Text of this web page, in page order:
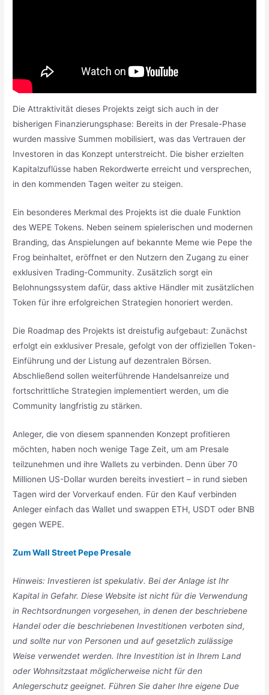
Die Attraktivität dieses Projekts zeigt sich auch in der
bisherigen Finanzierungsphase: Bereits in der Presale-Phase
wurden massive Summen mobilisiert, was das Vertrauen der
Investoren in das Konzept unterstreicht. Die bisher erzielten
Kapitalzuflüsse haben Rekordwerte erreicht und versprechen,
in den kommenden Tagen weiter zu steigen.
Ein besonderes Merkmal des Projekts ist die duale Funktion
des WEPE Tokens. Neben seinem spielerischen und modernen
Branding, das Anspielungen auf bekannte Meme wie Pepe the
Frog beinhaltet, eröffnet er den Nutzern den Zugang zu einer
exklusiven Trading-Community. Zusätzlich sorgt ein
Belohnungssystem dafür, dass aktive Händler mit zusätzlichen
Token für ihre erfolgreichen Strategien honoriert werden.
Die Roadmap des Projekts ist dreistufig aufgebaut: Zunächst
erfolgt ein exklusiver Presale, gefolgt von der offiziellen Token-
Einführung und der Listung auf dezentralen Börsen.
Abschließend sollen weiterführende Handelsanreize und
fortschrittliche Strategien implementiert werden, um die
Community langfristig zu stärken.
Anleger, die von diesem spannenden Konzept profitieren
möchten, haben noch wenige Tage Zeit, um am Presale
teilzunehmen und ihre Wallets zu verbinden. Denn über 70
Millionen US-Dollar wurden bereits investiert – in rund sieben
Tagen wird der Vorverkauf enden. Für den Kauf verbinden
Anleger einfach das Wallet und swappen ETH, USDT oder BNB
gegen WEPE.
Zum Wall Street Pepe Presale
Hinweis: Investieren ist spekulativ. Bei der Anlage ist Ihr
Kapital in Gefahr. Diese Website ist nicht für die Verwendung
in Rechtsordnungen vorgesehen, in denen der beschriebene
Handel oder die beschriebenen Investitionen verboten sind,
und sollte nur von Personen und auf gesetzlich zulässige
Weise verwendet werden. Ihre Investition ist in Ihrem Land
oder Wohnsitzstaat möglicherweise nicht für den
Anlegerschutz geeignet. Führen Sie daher Ihre eigene Due